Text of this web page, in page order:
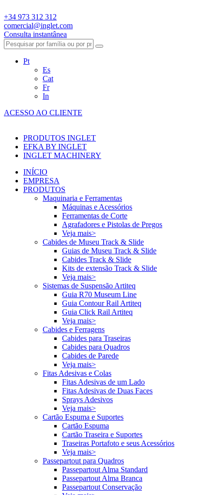
+34 973 312 312
comercial@inglet.com
Consulta instantânea
Pt
Es
Cat
Fr
In
ACESSO AO CLIENTE
PRODUTOS INGLET
EFKA BY INGLET
INGLET MACHINERY
INÍCIO
EMPRESA
PRODUTOS
Maquinaria e Ferramentas
Máquinas e Acessórios
Ferramentas de Corte
Agrafadores e Pistolas de Pregos
Veja mais>
Cabides de Museu Track & Slide
Guias de Museu Track & Slide
Cabides Track & Slide
Kits de extensão Track & Slide
Veja mais>
Sistemas de Suspensão Artiteq
Guia R70 Museum Line
Guia Contour Rail Artiteq
Guia Click Rail Artiteq
Veja mais>
Cabides e Ferragens
Cabides para Traseiras
Cabides para Quadros
Cabides de Parede
Veja mais>
Fitas Adesivas e Colas
Fitas Adesivas de um Lado
Fitas Adesivas de Duas Faces
Sprays Adesivos
Veja mais>
Cartão Espuma e Suportes
Cartão Espuma
Cartão Traseira e Suportes
Traseiras Portafoto e seus Acessórios
Veja mais>
Passepartout para Quadros
Passepartout Alma Standard
Passepartout Alma Branca
Passepartout Conservação